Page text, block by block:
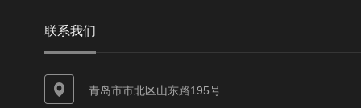
联系我们
青岛市市北区山东路195号